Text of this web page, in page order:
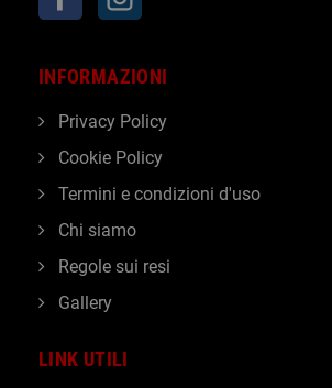
LINK UTILI
INFORMAZIONI
Privacy Policy
Cookie Policy
Termini e condizioni d'uso
Chi siamo
Regole sui resi
Gallery